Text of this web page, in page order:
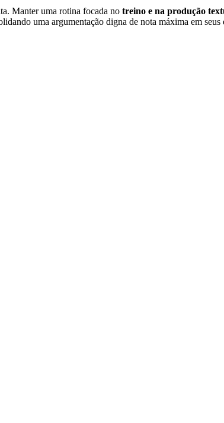
Manter uma rotina focada no treino e na produção
uma argumentação digna de nota máxima em seus